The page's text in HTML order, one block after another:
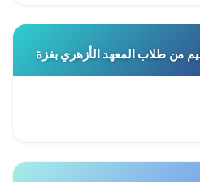
من طلاب المعهد الأزهري بغزة